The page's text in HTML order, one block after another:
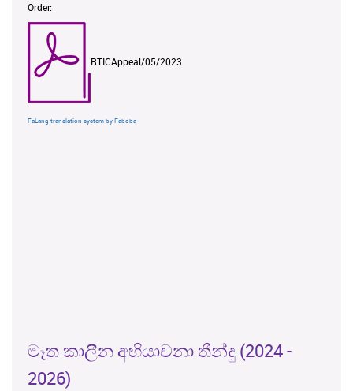
Order:
RTICAppeal/05/2023
FaLang translation system by Faboba
මෑත කාලීන අභියාචනා තීන්දු (2024 -
2026)